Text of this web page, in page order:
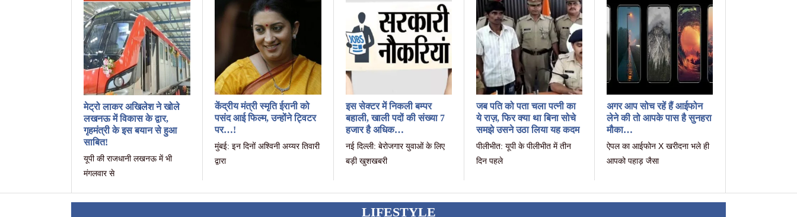
मेट्रो लाकर अखिलेश ने खोले
लखनऊ में विकास के द्वार,
गृहमंत्री के इस बयान से हुआ
साबित!
यूपी की राजधानी लखनऊ में भी
मंगलवार से
केंद्रीय मंत्री स्मृति ईरानी को
पसंद आई फिल्म, उन्होंने ट्विटर
पर…!
मुंबई: इन दिनों अश्विनी अय्यर तिवारी
द्वारा
इस सेक्टर में निकली बम्पर
बहाली, खाली पदों की संख्या 7
हजार है अधिक…
नई दिल्ली: बेरोजगार युवाओं के लिए
बड़ी खुशखबरी
जब पति को पता चला पत्नी का
ये राज़, फिर क्या था बिना सोचे
समझे उसने उठा लिया यह कदम
पीलीभीत: यूपी के पीलीभीत में तीन
दिन पहले
अगर आप सोच रहें हैं आईफोन
लेने की तो आपके पास है सुनहरा
मौका…
ऐपल का आईफोन X खरीदना भले ही
आपको पहाड़ जैसा
LIFESTYLE